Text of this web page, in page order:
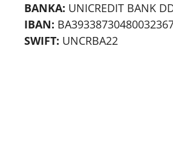
BANKA: UNICREDIT BANK
IBAN:
SWIFT: UNCRBA22